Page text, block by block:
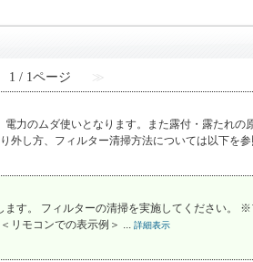
1 / 1ページ ≫
力のムダ使いとなります。また露付・露たれの
外し方、フィルター清掃方法については以下を
す。 フィルターの清掃を実施してください。
リモコンでの表示例＞ ... 詳細表示